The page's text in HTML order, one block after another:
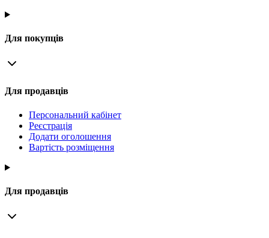
Для покупців
Для продавців
Персональний кабінет
Реєстрація
Додати оголошення
Вартість розміщення
Для продавців